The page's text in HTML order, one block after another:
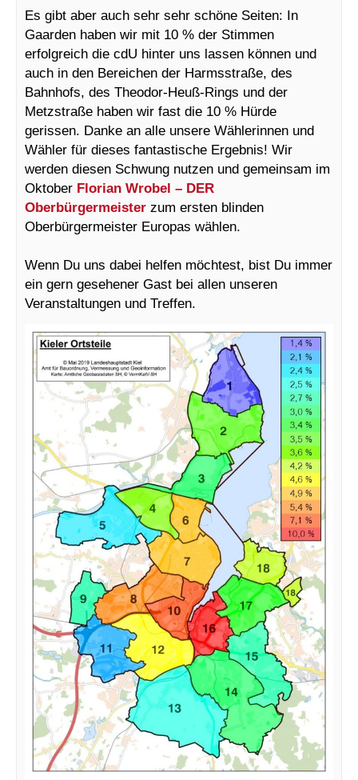
Es gibt aber auch sehr sehr schöne Seiten: In
Gaarden haben wir mit 10 % der Stimmen
erfolgreich die cdU hinter uns lassen können und
auch in den Bereichen der Harmsstraße, des
Bahnhofs, des Theodor-Heuß-Rings und der
Metzstraße haben wir fast die 10 % Hürde
gerissen. Danke an alle unsere Wählerinnen und
Wähler für dieses fantastische Ergebnis! Wir
werden diesen Schwung nutzen und gemeinsam im
Oktober Florian Wrobel – DER
Oberbürgermeister zum ersten blinden
Oberbürgermeister Europas wählen.
Wenn Du uns dabei helfen möchtest, bist Du immer
ein gern gesehener Gast bei allen unseren
Veranstaltungen und Treffen.